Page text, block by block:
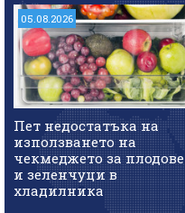
05.08.2026
Пет недостатъка на
използването на
чекмеджето за плодове
и зеленчуци в
хладилника